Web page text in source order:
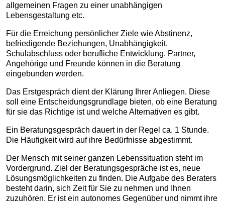
allgemeinen Fragen zu einer unabhängigen
Lebensgestaltung etc.
Für die Erreichung persönlicher Ziele wie Abstinenz,
befriedigende Beziehungen, Unabhängigkeit,
Schulabschluss oder berufliche Entwicklung. Partner,
Angehörige und Freunde können in die Beratung
eingebunden werden.
Das Erstgespräch dient der Klärung Ihrer Anliegen. Diese
soll eine Entscheidungsgrundlage bieten, ob eine Beratung
für sie das Richtige ist und welche Alternativen es gibt.
Ein Beratungsgespräch dauert in der Regel ca. 1 Stunde.
Die Häufigkeit wird auf ihre Bedürfnisse abgestimmt.
Der Mensch mit seiner ganzen Lebenssituation steht im
Vordergrund. Ziel der Beratungsgespräche ist es, neue
Lösungsmöglichkeiten zu finden. Die Aufgabe des Beraters
besteht darin, sich Zeit für Sie zu nehmen und Ihnen
zuzuhören. Er ist ein autonomes Gegenüber und nimmt ihre